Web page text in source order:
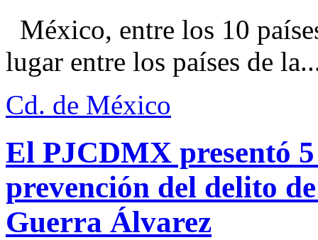
México, entre los 10
lugar entre los países de
Cd. de México
El PJCDMX presentó
prevención del delito
Guerra Álvarez